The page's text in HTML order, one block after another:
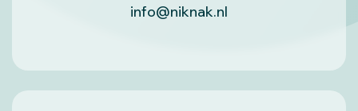
info@niknak.nl